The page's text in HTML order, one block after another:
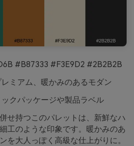
#B87333 #F3E9D2 #2B2B2B
ミアム、暖かみのあるモダン
クパッケージや製品ラベル
せ持つこのパレットは、新鮮なハ
工のような印象です。暖かみのあ
を大人っぽく高級な仕上がりに。